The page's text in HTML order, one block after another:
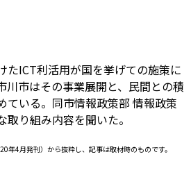
たICT利活用が国を挙げての施策に
川市はその事業展開と、民間との積
ている。同市情報政策部 情報政策
り組み内容を聞いた。
4月発刊）から抜粋し、記事は取材時のものです。